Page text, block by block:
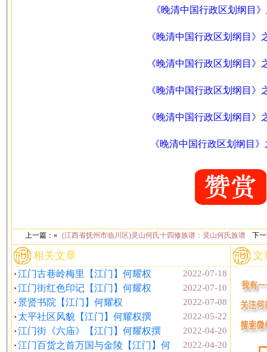
《晚清中国行政区划纲目
《晚清中国行政区划纲目》
《晚清中国行政区划纲目》
《晚清中国行政区划纲目》
《晚清中国行政区划纲目》
《晚清中国行政区划纲目
上一篇：« (江西省抚州市临川区)灵山何氏十四修族谱：灵山何氏族谱 下
相关文章
2022-07-18
江门古巷岭梅里【江门】何耀权
2022-07-10
江门街红色印记【江门】何耀权
2022-07-08
景贤书院【江门】何耀权
2022-05-22
太平社区风貌【江门】何耀权撰
2022-04-20
江门街《六庙》【江门】何耀权撰
2022-04-20
江门百货之首万国与金陵【江门】何
文